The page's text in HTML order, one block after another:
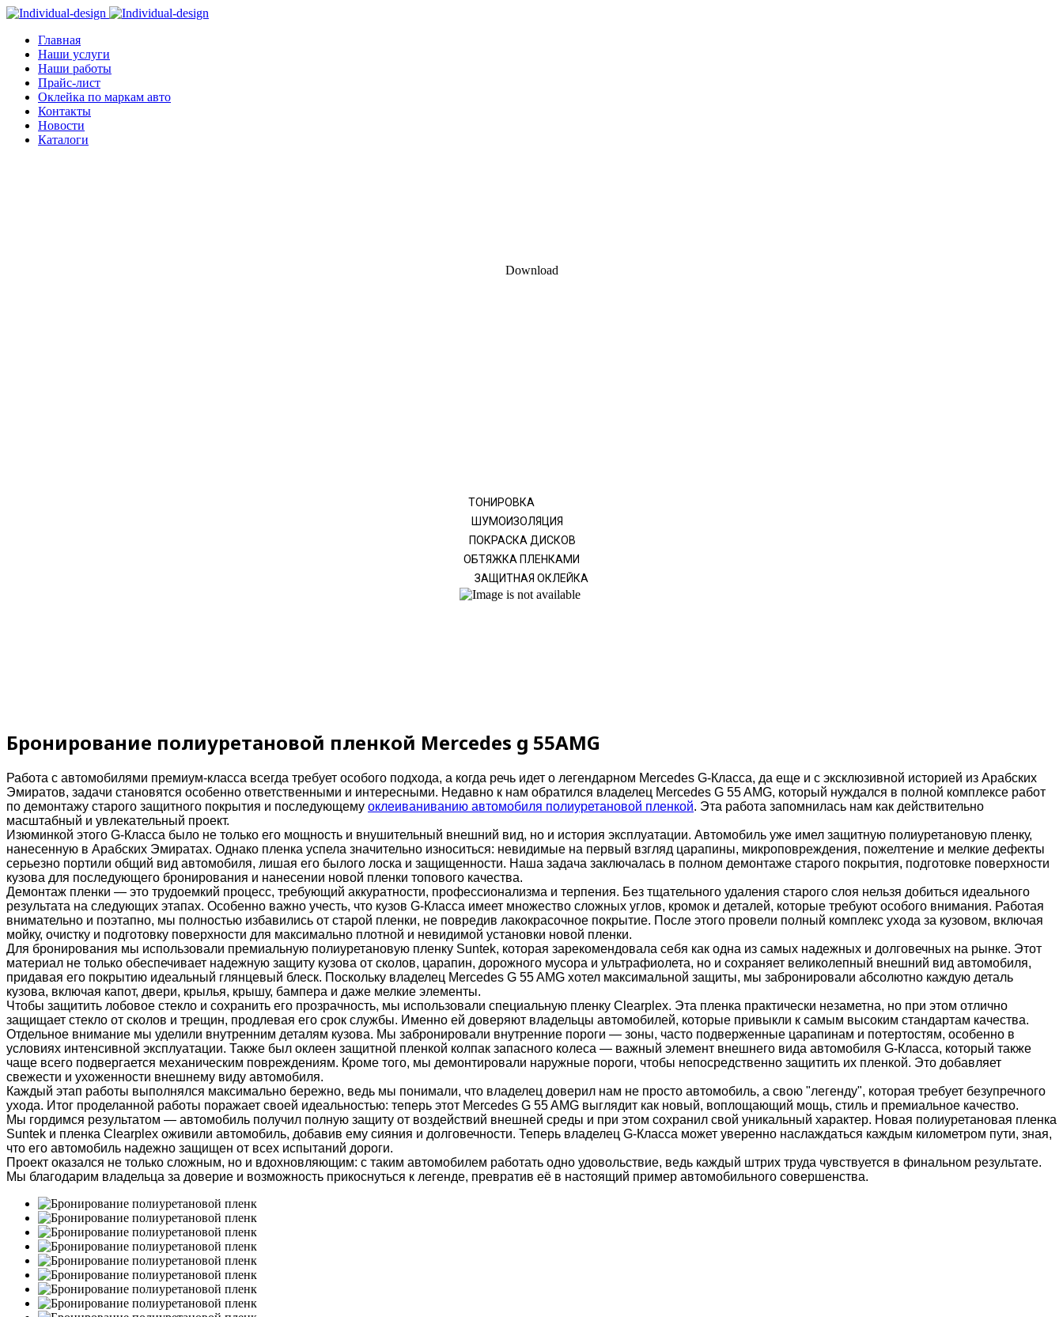
Главная
Наши услуги
Наши работы
Прайс-лист
Оклейка по маркам авто
Контакты
Новости
Каталоги
Download
ТОНИРОВКА
ШУМОИЗОЛЯЦИЯ
ПОКРАСКА ДИСКОВ
ОБТЯЖКА ПЛЕНКАМИ
ЗАЩИТНАЯ ОКЛЕЙКА
Бронирование полиуретановой пленкой Mercedes g 55AMG
Работа с автомобилями премиум-класса всегда требует особого подхода, а когда речь идет о легендарном Mercedes G-Класса, да еще и с эксклюзивной историей из Арабских
Эмиратов, задачи становятся особенно ответственными и интересными. Недавно к нам обратился владелец Mercedes G 55 AMG, который нуждался в полной комплексе работ
по демонтажу старого защитного покрытия и последующему оклеиваниванию автомобиля полиуретановой пленкой. Эта работа запомнилась нам как действительно
масштабный и увлекательный проект.
Изюминкой этого G-Класса было не только его мощность и внушительный внешний вид, но и история эксплуатации. Автомобиль уже имел защитную полиуретановую пленку,
нанесенную в Арабских Эмиратах. Однако пленка успела значительно износиться: невидимые на первый взгляд царапины, микроповреждения, пожелтение и мелкие дефекты
серьезно портили общий вид автомобиля, лишая его былого лоска и защищенности. Наша задача заключалась в полном демонтаже старого покрытия, подготовке поверхности
кузова для последующего бронирования и нанесении новой пленки топового качества.
Демонтаж пленки — это трудоемкий процесс, требующий аккуратности, профессионализма и терпения. Без тщательного удаления старого слоя нельзя добиться идеального
результата на следующих этапах. Особенно важно учесть, что кузов G-Класса имеет множество сложных углов, кромок и деталей, которые требуют особого внимания. Работая
внимательно и поэтапно, мы полностью избавились от старой пленки, не повредив лакокрасочное покрытие. После этого провели полный комплекс ухода за кузовом, включая
мойку, очистку и подготовку поверхности для максимально плотной и невидимой установки новой пленки.
Для бронирования мы использовали премиальную полиуретановую пленку Suntek, которая зарекомендовала себя как одна из самых надежных и долговечных на рынке. Этот
материал не только обеспечивает надежную защиту кузова от сколов, царапин, дорожного мусора и ультрафиолета, но и сохраняет великолепный внешний вид автомобиля,
придавая его покрытию идеальный глянцевый блеск. Поскольку владелец Mercedes G 55 AMG хотел максимальной защиты, мы забронировали абсолютно каждую деталь
кузова, включая капот, двери, крылья, крышу, бампера и даже мелкие элементы.
Чтобы защитить лобовое стекло и сохранить его прозрачность, мы использовали специальную пленку Clearplex. Эта пленка практически незаметна, но при этом отлично
защищает стекло от сколов и трещин, продлевая его срок службы. Именно ей доверяют владельцы автомобилей, которые привыкли к самым высоким стандартам качества.
Отдельное внимание мы уделили внутренним деталям кузова. Мы забронировали внутренние пороги — зоны, часто подверженные царапинам и потертостям, особенно в
условиях интенсивной эксплуатации. Также был оклеен защитной пленкой колпак запасного колеса — важный элемент внешнего вида автомобиля G-Класса, который также
чаще всего подвергается механическим повреждениям. Кроме того, мы демонтировали наружные пороги, чтобы непосредственно защитить их пленкой. Это добавляет
свежести и ухоженности внешнему виду автомобиля.
Каждый этап работы выполнялся максимально бережно, ведь мы понимали, что владелец доверил нам не просто автомобиль, а свою "легенду", которая требует безупречного
ухода. Итог проделанной работы поражает своей идеальностью: теперь этот Mercedes G 55 AMG выглядит как новый, воплощающий мощь, стиль и премиальное качество.
Мы гордимся результатом — автомобиль получил полную защиту от воздействий внешней среды и при этом сохранил свой уникальный характер. Новая полиуретановая пленка
Suntek и пленка Clearplex оживили автомобиль, добавив ему сияния и долговечности. Теперь владелец G-Класса может уверенно наслаждаться каждым километром пути, зная,
что его автомобиль надежно защищен от всех испытаний дороги.
Проект оказался не только сложным, но и вдохновляющим: с таким автомобилем работать одно удовольствие, ведь каждый штрих труда чувствуется в финальном результате.
Мы благодарим владельца за доверие и возможность прикоснуться к легенде, превратив её в настоящий пример автомобильного совершенства.